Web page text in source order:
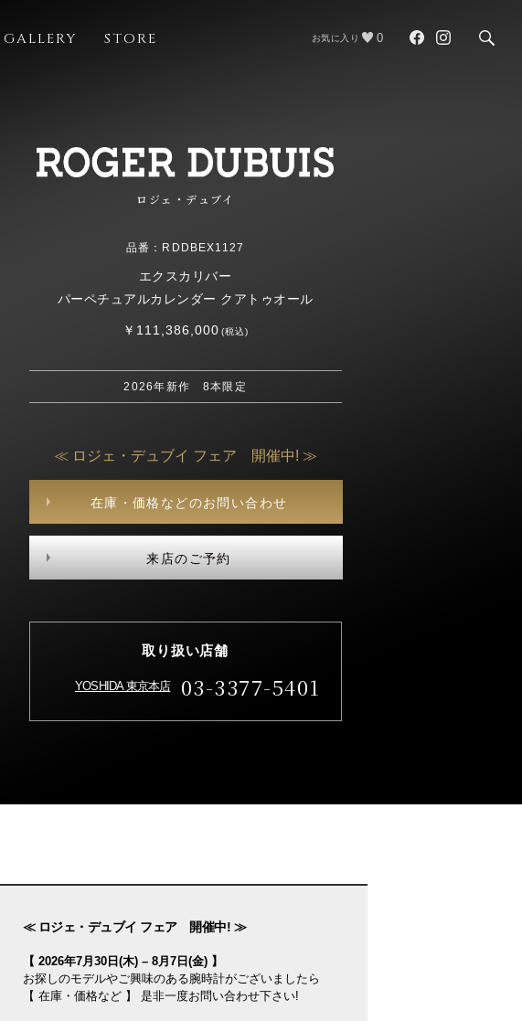
GALLERY STORE お気に入り 0
ロジェ・デュブイ
品番：RDDBEX1127
エクスカリバー
パーペチュアルカレンダー クアトゥオール
￥111,386,000(税込)
2026年新作 8本限定
≪ ロジェ・デュブイ フェア 開催中! ≫
在庫・価格などのお問い合わせ
来店のご予約
取り扱い店舗
YOSHIDA 東京本店 03-3377-5401
≪ ロジェ・デュブイ フェア 開催中! ≫
【 2026年7月30日(木) – 8月7日(金) 】
お探しのモデルやご興味のある腕時計がございましたら
【 在庫・価格など 】 是非一度お問い合わせ下さい!